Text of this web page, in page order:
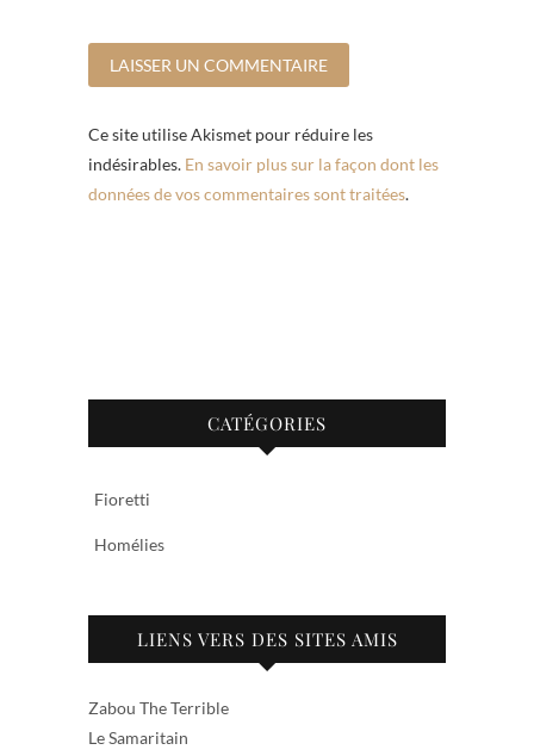
Ce site utilise Akismet pour réduire les
indésirables. En savoir plus sur la façon dont les
données de vos commentaires sont traitées.
CATÉGORIES
Fioretti
Homélies
LIENS VERS DES SITES AMIS
Zabou The Terrible
Le Samaritain